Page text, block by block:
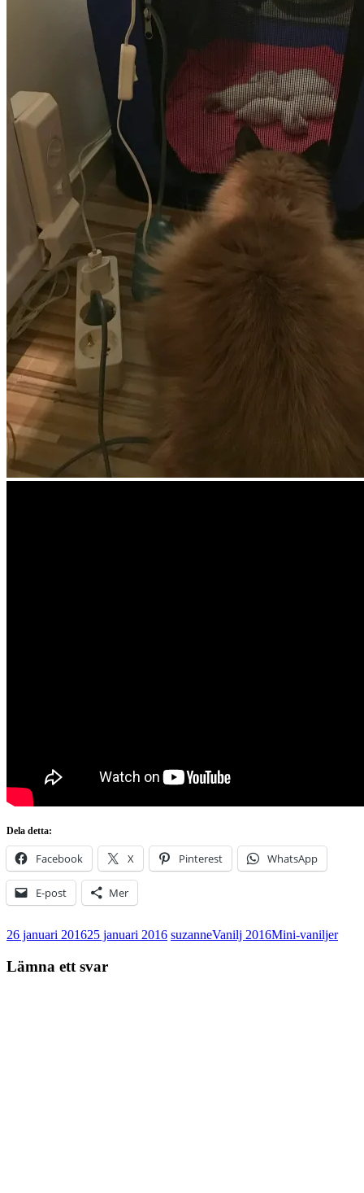
Dela detta:
Facebook X Pinterest WhatsApp
E-post Mer
26 januari 201625 januari 2016 suzanneVanilj 2016Mini-vaniljer
Lämna ett svar